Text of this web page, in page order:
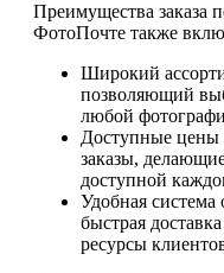
Преимущества заказа
ФотоПочте также
Широкий
позволяющий
любой
Доступные цены
заказы,
доступной
Удобная система
быстрая
ресурсы